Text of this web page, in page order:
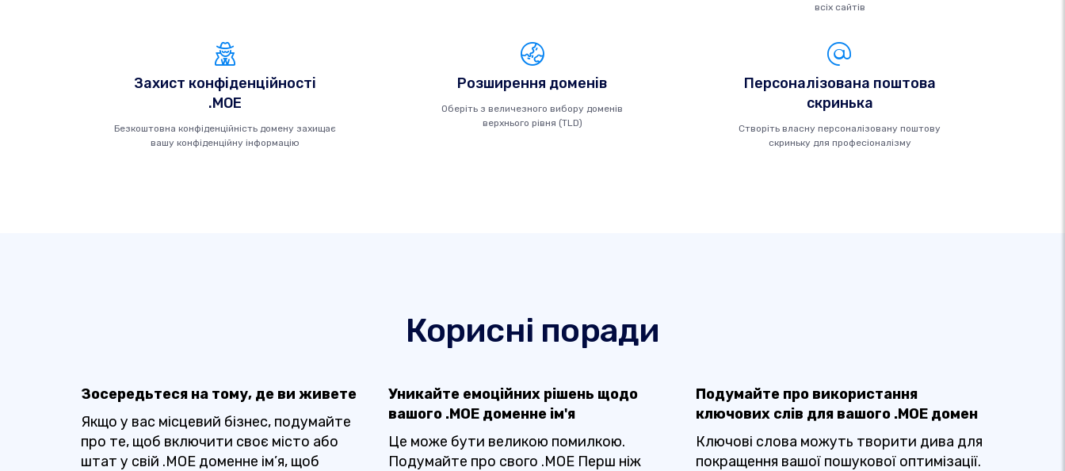
всіх сайтів
Захист конфіденційності
.MOE
Безкоштовна конфіденційність домену захищає
вашу конфіденційну інформацію
Розширення доменів
Оберіть з величезного вибору доменів
верхнього рівня (TLD)
Персоналізована поштова
скринька
Створіть власну персоналізовану поштову
скриньку для професіоналізму
Корисні поради
Зосередьтеся на тому, де ви живете
Якщо у вас місцевий бізнес, подумайте
про те, щоб включити своє місто або
штат у свій .MOE доменне ім’я, щоб
Уникайте емоційних рішень щодо
вашого .MOE доменне ім'я
Це може бути великою помилкою.
Подумайте про свого .MOE Перш ніж
Подумайте про використання
ключових слів для вашого .MOE домен
Ключові слова можуть творити дива для
покращення вашої пошукової оптимізації.